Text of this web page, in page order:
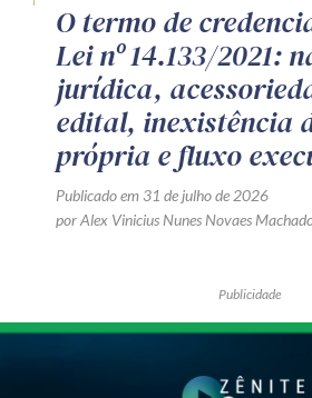
O termo de
Lei nº 14.133/2021:
jurídica,
edital, inexistência
própria e fluxo
Publicado em 31 de julho de 2026
por Alex Vinicius Nunes Novaes
Publicidade